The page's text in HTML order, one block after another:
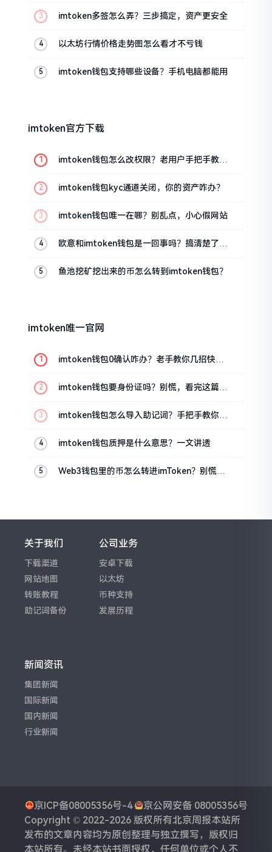
imtoken多签怎么弄？三步搞定，资产更安全
以太坊行情价格走势图怎么看才不亏钱
imtoken钱包支持哪些设备？手机电脑都能用
imtoken官方下载
imtoken钱包怎么改权限？老用户手把手教你
imtoken钱包kyc通道关闭，你的资产咋办？
imtoken钱包唯一在哪？别乱点，小心假网站
欧意和imtoken钱包是一回事吗？搞清楚了再
鱼池挖矿挖出来的币怎么转到imtoken钱包？
imtoken唯一官网
imtoken钱包0确认咋办？老手教你几招快速
imtoken钱包要身份证吗？别慌，看完这篇就
imtoken钱包怎么导入助记词？手把手教你找
imtoken钱包质押是什么意思？一文讲透
Web3钱包里的币怎么转进imToken？别慌，
关于我们
下载渠道
网站地图
转账教程
助记词备份
公司业务
安卓下载
以太坊
币种支持
发展历程
新闻资讯
集团新闻
国际新闻
国内新闻
行业新闻
京ICP备08005356号-4
京公网安备 08005356号
Copyright © 2022-2026 版权所有北京周报本站所
发布的文章内容均为原创整理与独立撰写，版权归
本站所有。未经本站书面授权，任何单位或个人不